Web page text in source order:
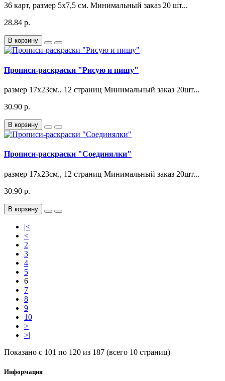
36 карт, размер 5х7,5 см. Минимальный заказ 20 шт...
28.84 р.
В корзину
Прописи-раскраски "Рисую и пишу"
размер 17х23см., 12 страниц Минимальный заказ 20шт...
30.90 р.
В корзину
Прописи-раскраски "Соединялки"
размер 17х23см., 12 страниц Минимальный заказ 20шт...
30.90 р.
В корзину
|<
<
2
3
4
5
6
7
8
9
10
>
>|
Показано с 101 по 120 из 187 (всего 10 страниц)
Информация